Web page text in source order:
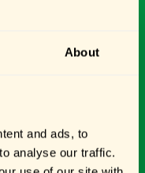
About
and ads, to
analyse our traffic.